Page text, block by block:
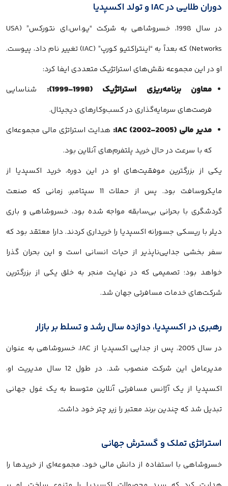
دوران طلایی در IAC و تولد اکسپدیا
در سال 1998، خسروشاهی به شرکت “یو.اس.ای نتورکس” (USA
Networks) که بعداً به “اینتراکتیو کورپ” (IAC) تغییر نام داد، پیوست.
او در این مجموعه نقش‌های استراتژیک متعددی ایفا کرد:
معاون برنامه‌ریزی استراتژیک (1998-1999):
شناسایی
فرصت‌های سرمایه‌گذاری در کسب‌وکارهای دیجیتال.
مدیر مالی IAC (2002-2005):
هدایت استراتژی مالی مجموعه‌ای
که با سرعت در حال خرید پلتفرم‌های آنلاین بود.
یکی از بزرگترین موفقیت‌های او در این دوره، خرید اکسپدیا از
مایکروسافت بود. پس از حملات 11 سپتامبر، زمانی که صنعت
گردشگری با بحرانی بی‌سابقه مواجه شده بود، خسروشاهی و باری
دیلر با ریسکی جسورانه اکسپدیا را خریداری کردند. دارا معتقد بود که
سفر بخشی جدایی‌ناپذیر از حیات انسانی است و این بحران گذرا
خواهد بود؛ تصمیمی که در نهایت منجر به خلق یکی از بزرگترین
شرکت‌های خدمات مسافرتی جهان شد.
رهبری در اکسپدیا، دوازده سال رشد و تسلط بر بازار
در سال 2005، پس از جدایی اکسپدیا از IAC، خسروشاهی به عنوان
مدیرعامل این شرکت منصوب شد. در طول 12 سال مدیریت او،
اکسپدیا از یک آژانس مسافرتی آنلاین متوسط به یک غول جهانی
تبدیل شد که چندین برند معتبر را زیر چتر خود داشت.
استراتژی تملک و گسترش جهانی
خسروشاهی با استفاده از دانش مالی خود، مجموعه‌ای از خریدها را